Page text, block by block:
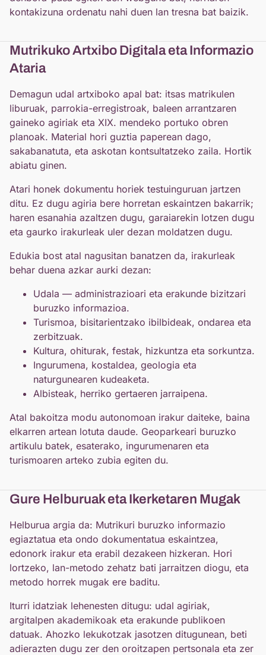
kontakizuna ordenatu nahi duen lan tresna bat baizik.
Mutrikuko Artxibo Digitala eta Informazio
Ataria
Demagun udal artxiboko apal bat: itsas matrikulen
liburuak, parrokia-erregistroak, baleen arrantzaren
gaineko agiriak eta XIX. mendeko portuko obren
planoak. Material hori guztia paperean dago,
sakabanatuta, eta askotan kontsultatzeko zaila. Hortik
abiatu ginen.
Atari honek dokumentu horiek testuinguruan jartzen
ditu. Ez dugu agiria bere horretan eskaintzen bakarrik;
haren esanahia azaltzen dugu, garaiarekin lotzen dugu
eta gaurko irakurleak uler dezan moldatzen dugu.
Edukia bost atal nagusitan banatzen da, irakurleak
behar duena azkar aurki dezan:
Udala — administrazioari eta erakunde bizitzari
buruzko informazioa.
Turismoa, bisitarientzako ibilbideak, ondarea eta
zerbitzuak.
Kultura, ohiturak, festak, hizkuntza eta sorkuntza.
Ingurumena, kostaldea, geologia eta
naturgunearen kudeaketa.
Albisteak, herriko gertaeren jarraipena.
Atal bakoitza modu autonomoan irakur daiteke, baina
elkarren artean lotuta daude. Geoparkeari buruzko
artikulu batek, esaterako, ingurumenaren eta
turismoaren arteko zubia egiten du.
Gure Helburuak eta Ikerketaren Mugak
Helburua argia da: Mutrikuri buruzko informazio
egiaztatua eta ondo dokumentatua eskaintzea,
edonork irakur eta erabil dezakeen hizkeran. Hori
lortzeko, lan-metodo zehatz bati jarraitzen diogu, eta
metodo horrek mugak ere baditu.
Iturri idatziak lehenesten ditugu: udal agiriak,
argitalpen akademikoak eta erakunde publikoen
datuak. Ahozko lekukotzak jasotzen ditugunean, beti
adierazten dugu zer den oroitzapen pertsonala eta zer